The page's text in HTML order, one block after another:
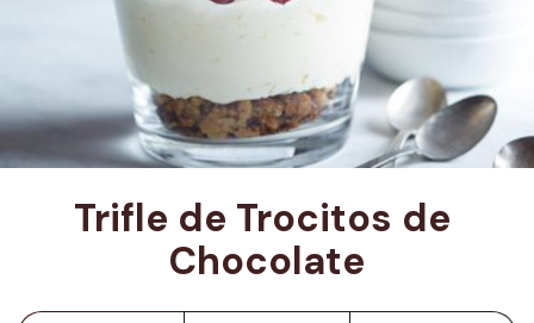
Trifle de Trocitos de
Chocolate